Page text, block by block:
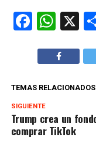
X
TEMAS RELACIONADOS
SIGUIENTE
Trump crea un
comprar TikTok